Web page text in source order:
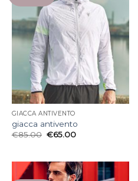
GIACCA ANTIVENTO
giacca antivento
€85.00 €65.00